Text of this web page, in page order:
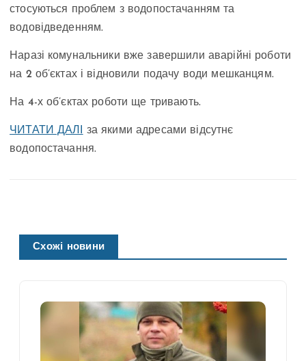
стосуються проблем з водопостачанням та
водовідведенням.
Наразі комунальники вже завершили аварійні роботи
на 2 об’єктах і відновили подачу води мешканцям.
На 4-х об’єктах роботи ще тривають.
ЧИТАТИ ДАЛІ за якими адресами відсутнє
водопостачання.
Схожі новини